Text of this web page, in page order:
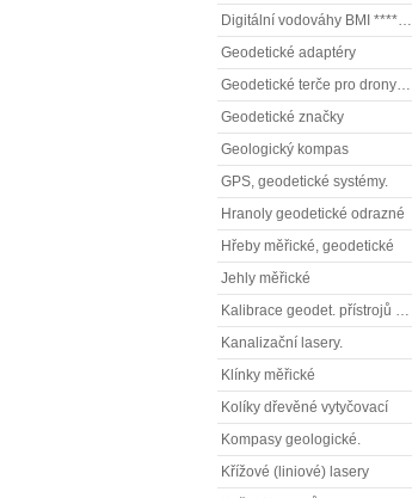
Digitální vodováhy BMI **** (elektronické vodováhy)
Geodetické adaptéry
Geodetické terče pro drony ( reflexní terčíky, štítky, terče pro fotogrammetrii)
Geodetické značky
Geologický kompas
GPS, geodetické systémy.
Hranoly geodetické odrazné
Hřeby měřické, geodetické
Jehly měřické
Kalibrace geodet. přístrojů a příslušenství.
Kanalizační lasery.
Klínky měřické
Kolíky dřevěné vytyčovací
Kompasy geologické.
Křížové (liniové) lasery